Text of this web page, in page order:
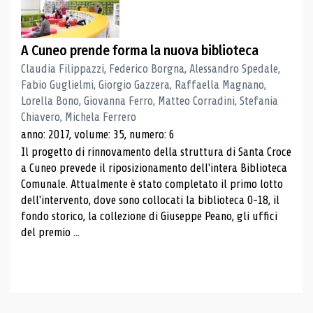
A Cuneo prende forma la nuova biblioteca
Claudia Filippazzi, Federico Borgna, Alessandro Spedale,
Fabio Guglielmi, Giorgio Gazzera, Raffaella Magnano,
Lorella Bono, Giovanna Ferro, Matteo Corradini, Stefania
Chiavero, Michela Ferrero
anno: 2017, volume: 35, numero: 6
Il progetto di rinnovamento della struttura di Santa Croce
a Cuneo prevede il riposizionamento dell'intera Biblioteca
Comunale. Attualmente è stato completato il primo lotto
dell'intervento, dove sono collocati la biblioteca 0-18, il
fondo storico, la collezione di Giuseppe Peano, gli uffici
del premio ...